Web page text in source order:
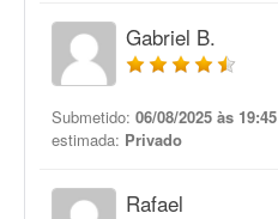
Gabriel B.
Submetido: 06/08/2025 às 19:45
estimada: Privado
Rafael